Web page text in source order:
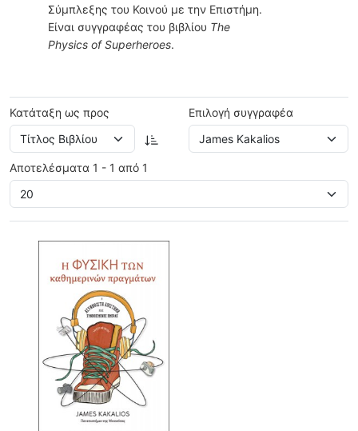
Σύμπλεξης του Κοινού με την Επιστήμη.
Είναι συγγραφέας του βιβλίου The
Physics of Superheroes.
Κατάταξη ως προς Επιλογή συγγραφέα
Αποτελέσματα 1 - 1 από 1